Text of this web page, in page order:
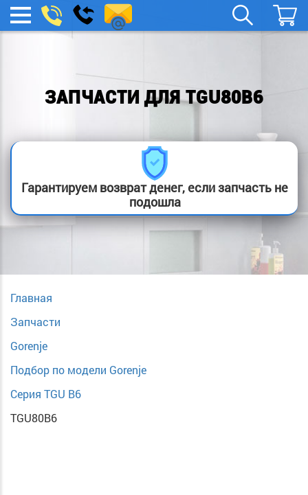
МЕНЮ
boylera@yandex.ru
Заказать
звонок
ЗАПЧАСТИ ДЛЯ TGU80B6
Гарантируем возврат денег, если запчасть не
подошла
Главная
Запчасти
Gorenje
Подбор по модели Gorenje
Серия TGU B6
TGU80B6